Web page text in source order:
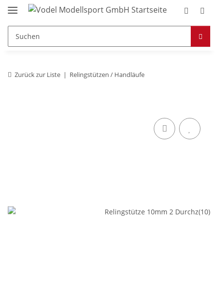
Zurück zur Liste Relingstützen / Handläufe